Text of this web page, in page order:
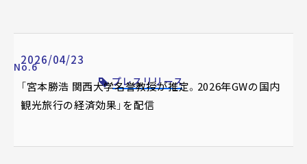
2026/04/23
No.6
プレスリリース
「宮本勝浩 関西大学名誉教授が推定。2026年GWの国内
観光旅行の経済効果」を配信